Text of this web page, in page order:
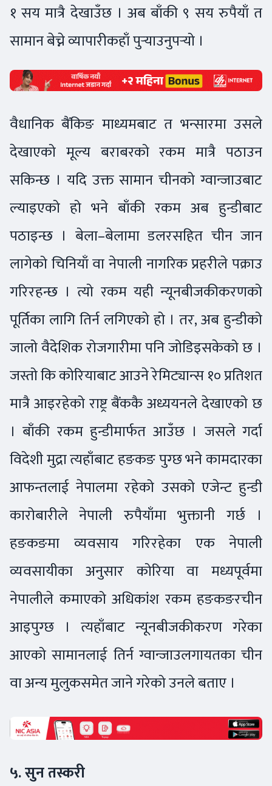
१ सय मात्रै देखाउँछ । अब बाँकी ९ सय रुपैयाँ त
सामान बेच्ने व्यापारीकहाँ पुर्‍याउनुपर्‍यो ।
वैधानिक बैंकिङ माध्यमबाट त भन्सारमा उसले
देखाएको मूल्य बराबरको रकम मात्रै पठाउन
सकिन्छ । यदि उक्त सामान चीनको ग्वान्जाउबाट
ल्याइएको हो भने बाँकी रकम अब हुन्डीबाट
पठाइन्छ । बेला–बेलामा डलरसहित चीन जान
लागेको चिनियाँ वा नेपाली नागरिक प्रहरीले पक्राउ
गरिरहन्छ । त्यो रकम यही न्यूनबीजकीकरणको
पूर्तिका लागि तिर्न लगिएको हो । तर, अब हुन्डीको
जालो वैदेशिक रोजगारीमा पनि जोडिइसकेको छ ।
जस्तो कि कोरियाबाट आउने रेमिट्यान्स १० प्रतिशत
मात्रै आइरहेको राष्ट्र बैंककै अध्ययनले देखाएको छ
। बाँकी रकम हुन्डीमार्फत आउँछ । जसले गर्दा
विदेशी मुद्रा त्यहाँबाट हङकङ पुग्छ भने कामदारका
आफन्तलाई नेपालमा रहेको उसको एजेन्ट हुन्डी
कारोबारीले नेपाली रुपैयाँमा भुक्तानी गर्छ ।
हङकङमा व्यवसाय गरिरहेका एक नेपाली
व्यवसायीका अनुसार कोरिया वा मध्यपूर्वमा
नेपालीले कमाएको अधिकांश रकम हङकङरचीन
आइपुग्छ । त्यहाँबाट न्यूनबीजकीकरण गरेका
आएको सामानलाई तिर्न ग्वान्जाउलगायतका चीन
वा अन्य मुलुकसमेत जाने गरेको उनले बताए ।
५. सुन तस्करी